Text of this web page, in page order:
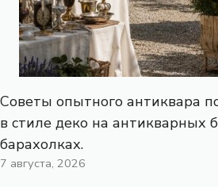
Советы опытного антиквара
в стиле деко на антикварных
барахолках.
7 августа, 2026